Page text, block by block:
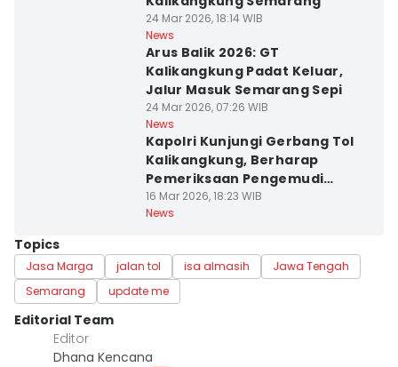
24 Mar 2026, 18:14 WIB
News
Arus Balik 2026: GT
Kalikangkung Padat Keluar,
Jalur Masuk Semarang Sepi
24 Mar 2026, 07:26 WIB
News
Kapolri Kunjungi Gerbang Tol
Kalikangkung, Berharap
Pemeriksaan Pengemudi
Kurangi Laka
16 Mar 2026, 18:23 WIB
News
Topics
Jasa Marga jalan tol isa almasih
Jawa Tengah
Semarang
update me
Editorial Team
Editor
Dhana Kencana